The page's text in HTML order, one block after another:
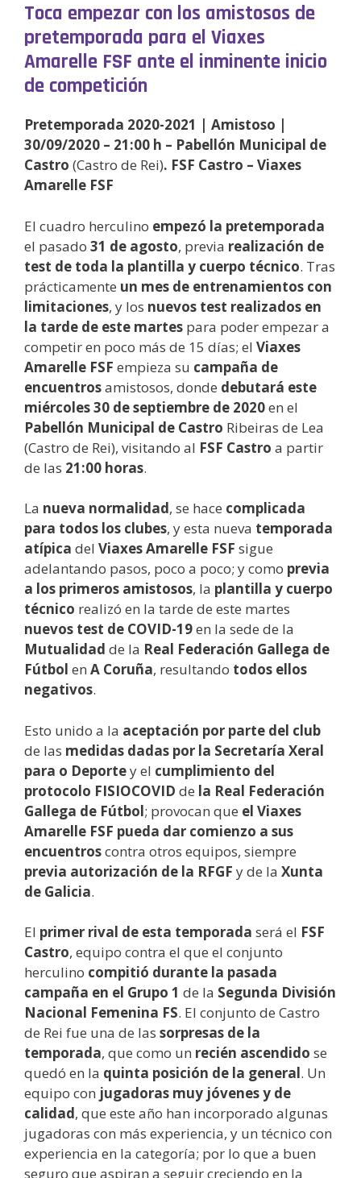
Toca empezar con los amistosos de
pretemporada para el Viaxes
Amarelle FSF ante el inminente inicio
de competición
Pretemporada 2020-2021 | Amistoso |
30/09/2020 – 21:00 h – Pabellón Municipal de
Castro (Castro de Rei). FSF Castro – Viaxes
Amarelle FSF
El cuadro herculino empezó la pretemporada
el pasado 31 de agosto, previa realización de
test de toda la plantilla y cuerpo técnico. Tras
prácticamente un mes de entrenamientos con
limitaciones, y los nuevos test realizados en
la tarde de este martes para poder empezar a
competir en poco más de 15 días; el Viaxes
Amarelle FSF empieza su campaña de
encuentrosamistosos, donde debutará este
miércoles30 de septiembre de 2020en el
Pabellón Municipal de Castro Ribeiras de Lea
(Castro de Rei), visitando al FSF Castro a partir
de las 21:00 horas.
La nueva normalidad, se hace complicada
para todos los clubes, y esta nueva temporada
atípica del Viaxes Amarelle FSF sigue
adelantando pasos, poco a poco; y como previa
a los primeros amistosos, la plantilla y cuerpo
técnico realizó en la tarde de este martes
nuevos test de COVID-19en la sede de la
Mutualidad de la Real Federación Gallega de
Fútbol en A Coruña, resultando todos ellos
negativos.
Esto unido a la aceptación por parte del club
de las medidas dadas por la Secretaría Xeral
para o Deportey el cumplimiento del
protocolo FISIOCOVID de la Real Federación
Gallega de Fútbol; provocan que el Viaxes
Amarelle FSF pueda dar comienzo a sus
encuentroscontra otros equipos, siempre
previa autorización de la RFGF y de la Xunta
de Galicia.
El primer rival de esta temporada será el FSF
Castro, equipo contra el que el conjunto
herculino compitió durante la pasada
campaña en el Grupo 1 de la Segunda División
Nacional Femenina FS. El conjunto de Castro
de Rei fue una de las sorpresas de la
temporada, que como un recién ascendido se
quedó en la quinta posición de la general. Un
equipo con jugadoras muy jóvenes y de
calidad, que este año han incorporado algunas
jugadoras con más experiencia, y un técnico con
experiencia en la categoría; por lo que a buen
seguro que aspiran a seguir creciendo en la